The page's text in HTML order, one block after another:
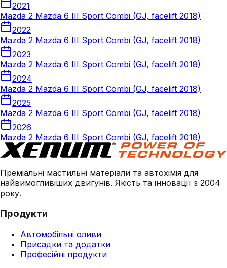
2021
Mazda 2 Mazda 6 III Sport Combi (GJ, facelift 2018)
2022
Mazda 2 Mazda 6 III Sport Combi (GJ, facelift 2018)
2023
Mazda 2 Mazda 6 III Sport Combi (GJ, facelift 2018)
2024
Mazda 2 Mazda 6 III Sport Combi (GJ, facelift 2018)
2025
Mazda 2 Mazda 6 III Sport Combi (GJ, facelift 2018)
2026
Mazda 2 Mazda 6 III Sport Combi (GJ, facelift 2018)
Преміальні мастильні матеріали та автохімія для
найвимогливіших двигунів. Якість та інновації з 2004
року.
Продукти
Автомобільні оливи
Присадки та додатки
Професійні продукти